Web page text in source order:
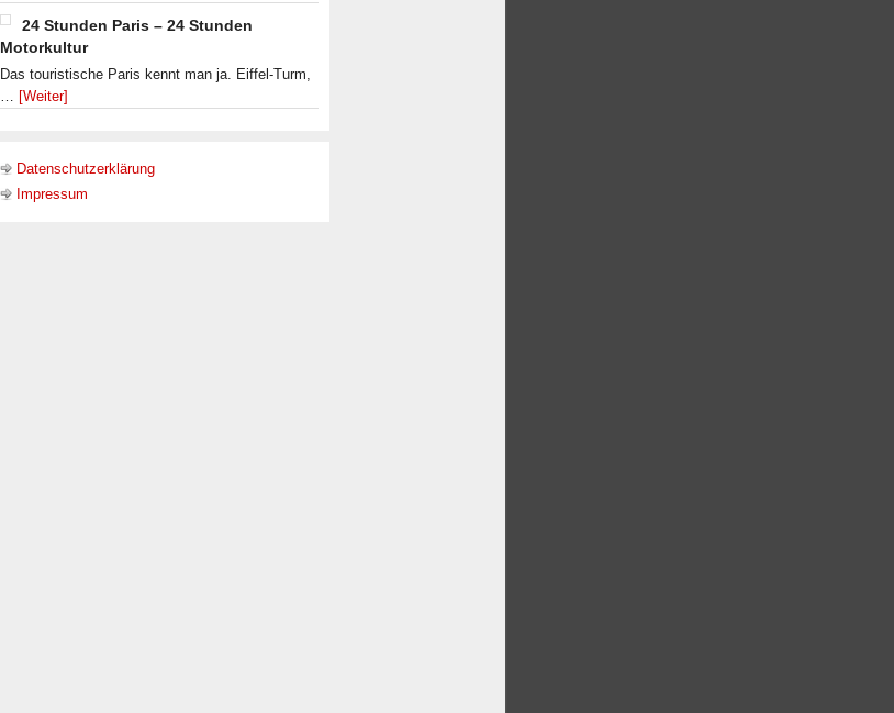
24 Stunden Paris – 24 Stunden
Motorkultur
Das touristische Paris kennt man ja. Eiffel-Turm,
… [Weiter]
Datenschutzerklärung
Impressum